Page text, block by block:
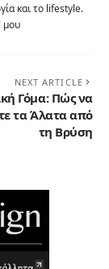
και το lifestyle.
μου
NEXT ARTICLE
Γόμα: Πώς να
τα Άλατα από
τη Βρύση